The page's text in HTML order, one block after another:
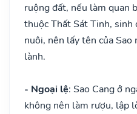
ruộng đất, nếu làm quan
thuộc Thất Sát Tinh, sinh
nuôi, nên lấy tên của
lành.
- Ngoại lệ: Sao Cang ở
không nên làm rượu, lập